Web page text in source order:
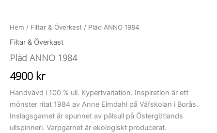
Hem / Filtar & Överkast / Pläd ANNO 1984
Filtar & Överkast
Pläd ANNO 1984
4900 kr
Handvävd i 100 % ull. Kypertvariation. Inspiration är ett
mönster ritat 1984 av Anne Elmdahl på Väfskolan i Borås.
Inslagsgarnet är spunnet av pälsull på Östergötlands
ullspinneri. Varpgarnet är ekologiskt producerat.